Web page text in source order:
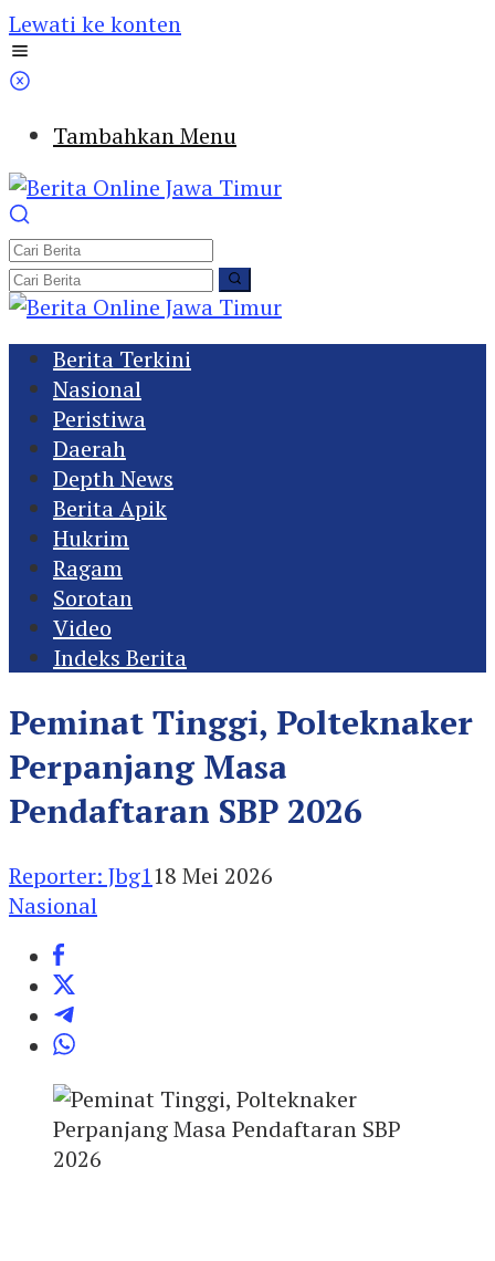
Lewati ke konten
Tambahkan Menu
Berita Terkini
Nasional
Peristiwa
Daerah
Depth News
Berita Apik
Hukrim
Ragam
Sorotan
Video
Indeks Berita
Peminat Tinggi, Polteknaker
Perpanjang Masa
Pendaftaran SBP 2026
Reporter: Jbg118 Mei 2026
Nasional